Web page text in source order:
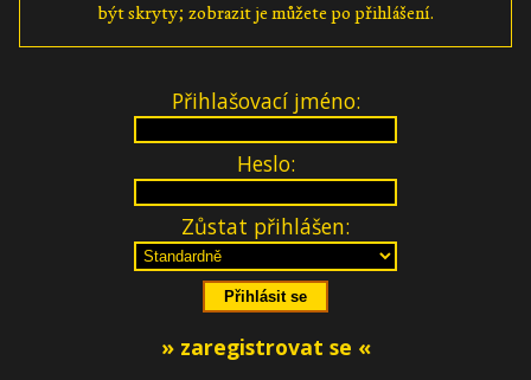
být skryty; zobrazit je můžete po přihlášení.
Přihlašovací jméno:
Heslo:
Zůstat přihlášen:
» zaregistrovat se «